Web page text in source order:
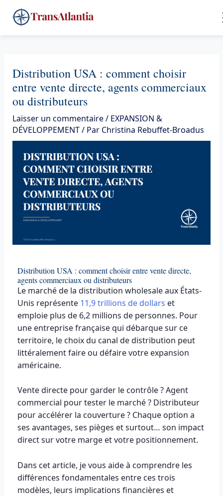
au
contenu
Distribution USA : comment choisir
entre vente directe, agents commerciaux
ou distributeurs
Laisser un commentaire/ EXPANSION &
DÉVELOPPEMENT/ Par Christina Rebuffet-Broadus
Distribution USA : comment choisir entre vente directe,
agents commerciaux ou distributeurs
Le marché de la distribution wholesale aux États-
Unis représente 11,9 trillions de dollars et
emploie plus de 6,2 millions de personnes. Pour
une entreprise française qui débarque sur ce
territoire, le choix du canal de distribution peut
littéralement faire ou défaire votre expansion
américaine.
Vente directe pour garder le contrôle ? Agent
commercial pour tester le marché ? Distributeur
pour accélérer la couverture ? Chaque option a
ses avantages, ses pièges et surtout… son impact
direct sur votre marge et votre positionnement.
Dans cet article, je vous aide à comprendre les
différences fondamentales entre ces trois
modèles, leurs implications financières et